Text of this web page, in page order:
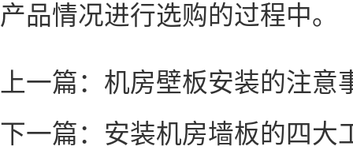
产品情况进行选购的过程中。
上一篇： 机房壁板安装的注意
下一篇： 安装机房墙板的四大